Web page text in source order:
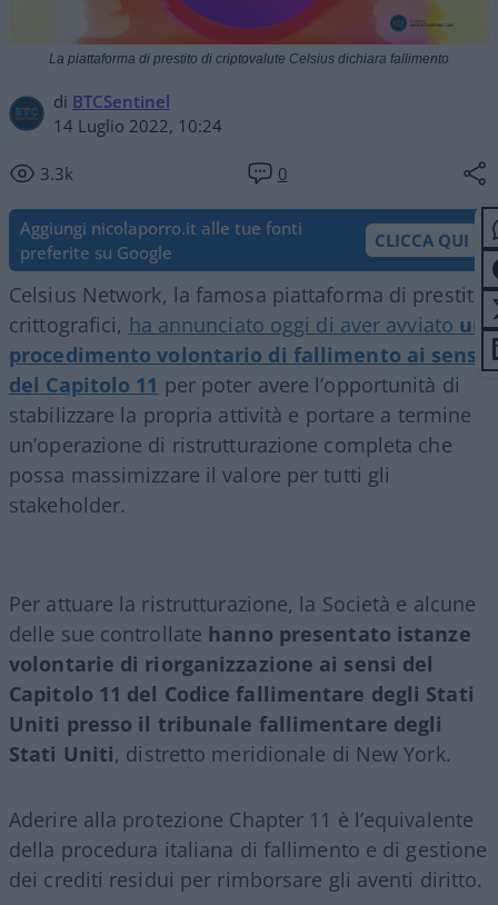
di BTCSentinel
14 Luglio 2022, 10:24
3.3k 0
La piattaforma di prestito di criptovalute Celsius dichiara fallimento
Aggiungi nicolaporro.it alle tue fonti
preferite su Google
CLICCA QUI
Celsius Network, la famosa piattaforma di prestiti
crittografici, ha annunciato oggi di aver avviato un
procedimento volontario di fallimento ai sensi
del Capitolo 11 per poter avere l’opportunità di
stabilizzare la propria attività e portare a termine
un’operazione di ristrutturazione completa che
possa massimizzare il valore per tutti gli
stakeholder.
Per attuare la ristrutturazione, la Società e alcune
delle sue controllate hanno presentato istanze
volontarie di riorganizzazione ai sensi del
Capitolo 11 del Codice fallimentare degli Stati
Uniti presso il tribunale fallimentare degli
Stati Uniti, distretto meridionale di New York.
Aderire alla protezione Chapter 11 è l’equivalente
della procedura italiana di fallimento e di gestione
dei crediti residui per rimborsare gli aventi diritto.